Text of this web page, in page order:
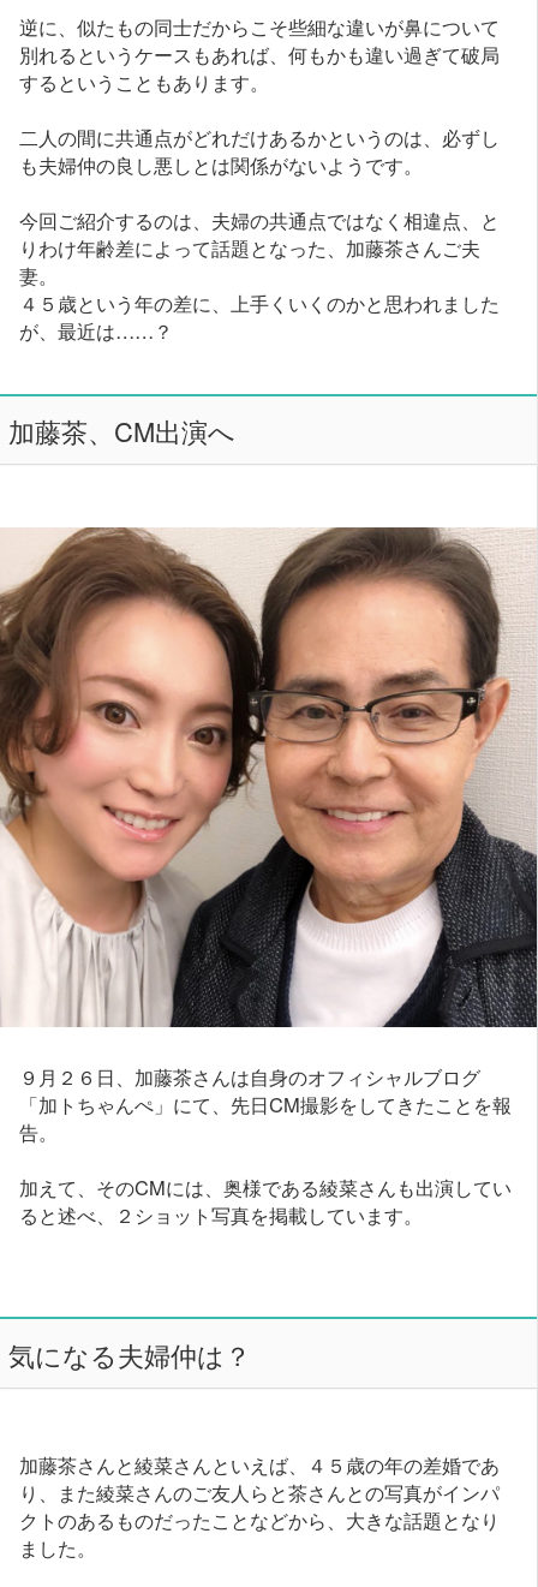
逆に、似たもの同士だからこそ些細な違いが鼻について
別れるというケースもあれば、何もかも違い過ぎて破局
するということもあります。
二人の間に共通点がどれだけあるかというのは、必ずし
も夫婦仲の良し悪しとは関係がないようです。
今回ご紹介するのは、夫婦の共通点ではなく相違点、と
りわけ年齢差によって話題となった、加藤茶さんご夫
妻。
４５歳という年の差に、上手くいくのかと思われました
が、最近は……？
加藤茶、CM出演へ
９月２６日、加藤茶さんは自身のオフィシャルブログ
「加トちゃんぺ」にて、先日CM撮影をしてきたことを報
告。
加えて、そのCMには、奥様である綾菜さんも出演してい
ると述べ、２ショット写真を掲載しています。
気になる夫婦仲は？
加藤茶さんと綾菜さんといえば、４５歳の年の差婚であ
り、また綾菜さんのご友人らと茶さんとの写真がインパ
クトのあるものだったことなどから、大きな話題となり
ました。